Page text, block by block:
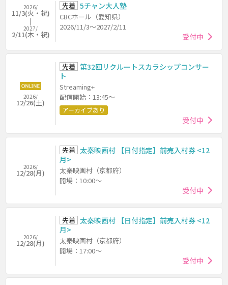
2026/
11/3(火・祝)
2027/
2/11(木・祝)
先着 5チャン大人塾
CBCホール（愛知県）
2026/11/3～2027/2/11
受付中
2026/
12/26(土)
先着 第32回リクルートスカラシップコンサー
ト
Streaming+
配信開始：13:45～
アーカイブあり
受付中
2026/
12/28(月)
先着 太秦映画村 【日付指定】前売入村券 <12
月>
太秦映画村（京都府）
開場：10:00～
受付中
2026/
12/28(月)
先着 太秦映画村 【日付指定】前売入村券 <12
月>
太秦映画村（京都府）
開場：17:00～
受付中